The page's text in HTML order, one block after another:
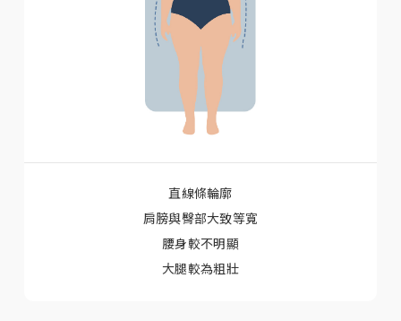
直線條輪廓
肩膀與臀部大致等寬
腰身較不明顯
大腿較為粗壯